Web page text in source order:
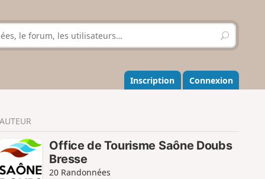
R
e
h
e
r
r
Inscription Connexion
AUTEUR
Office de Tourisme Saône Doubs
Bresse
20 Randonnées